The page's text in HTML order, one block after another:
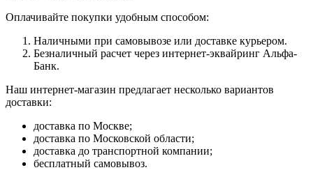
Оплачивайте покупки удобным способом:
Наличными при самовывозе или доставке курьером.
Безналичный расчет через интернет-эквайринг Альфа-
Банк.
Наш интернет-магазин предлагает несколько вариантов
доставки:
доставка по Москве;
доставка по Московской области;
доставка до транспортной компании;
бесплатный самовывоз.